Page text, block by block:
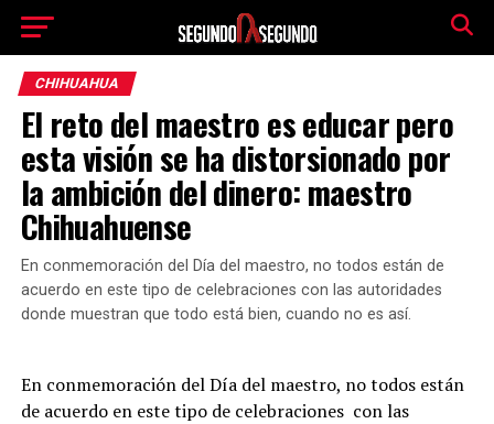
CHIHUAHUA
El reto del maestro es educar pero
esta visión se ha distorsionado por
la ambición del dinero: maestro
Chihuahuense
En conmemoración del Día del maestro, no todos están de
acuerdo en este tipo de celebraciones con las autoridades
donde muestran que todo está bien, cuando no es así.
En conmemoración del Día del maestro, no todos están
de acuerdo en este tipo de celebraciones con las